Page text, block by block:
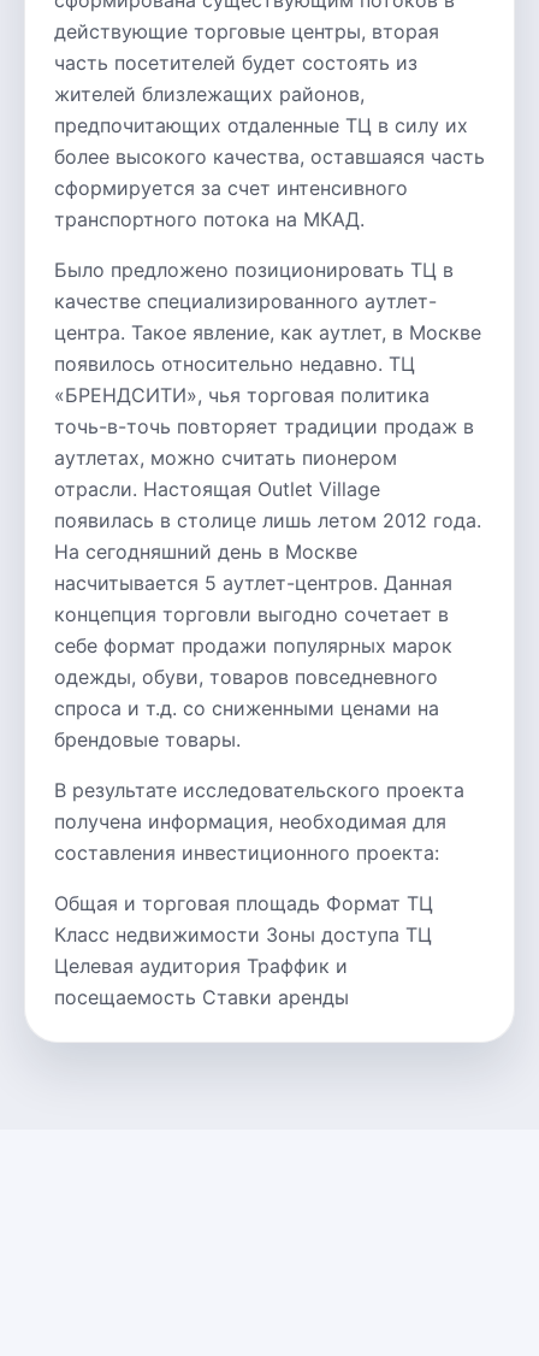
действующие торговые центры, вторая
часть посетителей будет состоять из
жителей близлежащих районов,
предпочитающих отдаленные ТЦ в силу их
более высокого качества, оставшаяся часть
сформируется за счет интенсивного
транспортного потока на МКАД.
Было предложено позиционировать ТЦ в
качестве специализированного аутлет-
центра. Такое явление, как аутлет, в Москве
появилось относительно недавно. ТЦ
«БРЕНДСИТИ», чья торговая политика
точь-в-точь повторяет традиции продаж в
аутлетах, можно считать пионером
отрасли. Настоящая Outlet Village
появилась в столице лишь летом 2012 года.
На сегодняшний день в Москве
насчитывается 5 аутлет-центров. Данная
концепция торговли выгодно сочетает в
себе формат продажи популярных марок
одежды, обуви, товаров повседневного
спроса и т.д. со сниженными ценами на
брендовые товары.
В результате исследовательского проекта
получена информация, необходимая для
составления инвестиционного проекта:
Общая и торговая площадь Формат ТЦ
Класс недвижимости Зоны доступа ТЦ
Целевая аудитория Траффик и
посещаемость Ставки аренды